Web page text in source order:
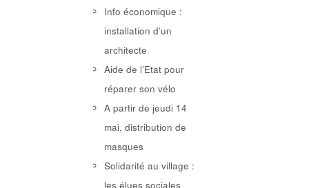
Info économique :
installation d’un
architecte
Aide de l’Etat pour
réparer son vélo
A partir de jeudi 14
mai, distribution de
masques
Solidarité au village :
les élues sociales